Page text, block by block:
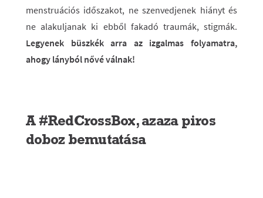
menstruációs időszakot, ne szenvedjenek hiányt és
ne alakuljanak ki ebből fakadó traumák, stigmák.
Legyenek büszkék arra az izgalmas folyamatra,
ahogy lányból nővé válnak!
A #RedCrossBox, azaza piros
doboz bemutatása